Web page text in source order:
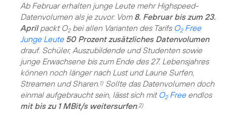
Ab Februar erhalten junge Leute mehr Highspeed-
Datenvolumen als je zuvor. Vom 8. Februar bis zum 23.
Aprilpackt O2bei allen Varianten des Tarifs O2Free
Junge Leute 50 Prozent zusätzliches Datenvolumen
drauf. Schüler, Auszubildende und Studenten sowie
junge Erwachsene bis zum Ende des 27. Lebensjahres
können noch länger nach Lust und Laune Surfen,
Streamen und Sharen.1) Sollte das Datenvolumen doch
einmal aufgebraucht sein, lässt sich mit O2Freeendlos
mit bis zu 1 MBit/s weitersurfen.2)